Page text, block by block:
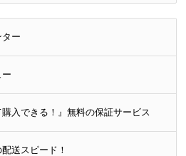
ー
購入できる！』無料の保証サービス
送スピード！